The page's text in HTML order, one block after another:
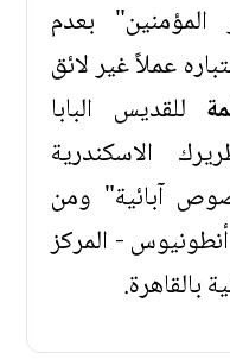
بعدم
عملاً غير لائق
للقديس البابا
الاسكندرية
آبائية" ومن
- المركز
بالقاهرة.